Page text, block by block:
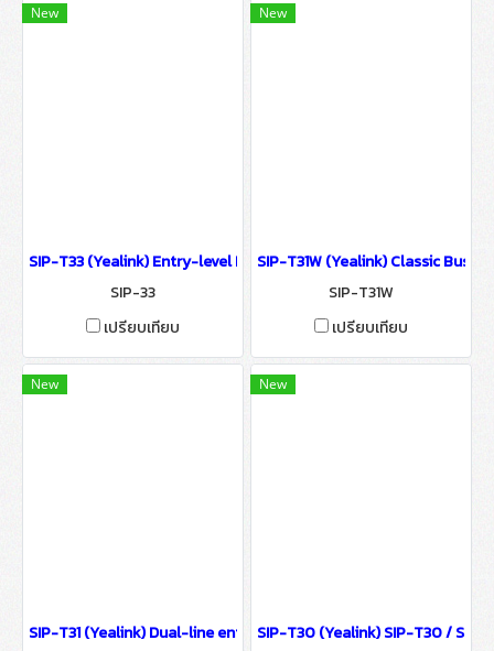
New
SIP-T33 (Yealink) Entry-level IP Phone with 4 Lines & Color LCD
SIP-33
เปรียบเทียบ
New
SIP-T31W (Yealink) Classic
SIP-T31W
เปรียบเทียบ
New
SIP-T31 (Yealink) Dual-line entry level IP phone IP-PBX Solutions
New
SIP-T30 (Yealink) SIP-T30 /